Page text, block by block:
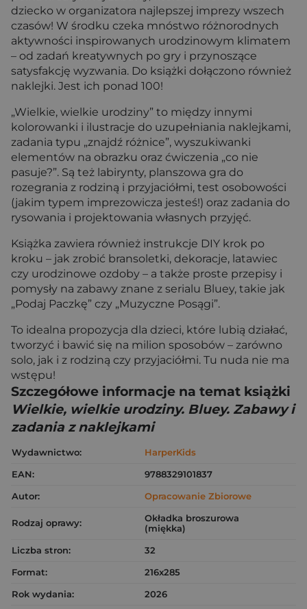
dziecko w organizatora najlepszej imprezy wszech
czasów! W środku czeka mnóstwo różnorodnych
aktywności inspirowanych urodzinowym klimatem
– od zadań kreatywnych po gry i przynoszące
satysfakcję wyzwania. Do książki dołączono również
naklejki. Jest ich ponad 100!
„Wielkie, wielkie urodziny” to między innymi
kolorowanki i ilustracje do uzupełniania naklejkami,
zadania typu „znajdź różnice”, wyszukiwanki
elementów na obrazku oraz ćwiczenia „co nie
pasuje?”. Są też labirynty, planszowa gra do
rozegrania z rodziną i przyjaciółmi, test osobowości
(jakim typem imprezowicza jesteś!) oraz zadania do
rysowania i projektowania własnych przyjęć.
Książka zawiera również instrukcje DIY krok po
kroku – jak zrobić bransoletki, dekoracje, latawiec
czy urodzinowe ozdoby – a także proste przepisy i
pomysły na zabawy znane z serialu Bluey, takie jak
„Podaj Paczkę” czy „Muzyczne Posągi”.
To idealna propozycja dla dzieci, które lubią działać,
tworzyć i bawić się na milion sposobów – zarówno
solo, jak i z rodziną czy przyjaciółmi. Tu nuda nie ma
wstępu!
Szczegółowe informacje na temat książki
Wielkie, wielkie urodziny. Bluey. Zabawy i
zadania z naklejkami
Wydawnictwo:
HarperKids
EAN:
9788329101837
Autor:
Opracowanie Zbiorowe
Rodzaj oprawy:
Okładka broszurowa
(miękka)
Liczba stron:
32
Format:
216x285
Rok wydania:
2026